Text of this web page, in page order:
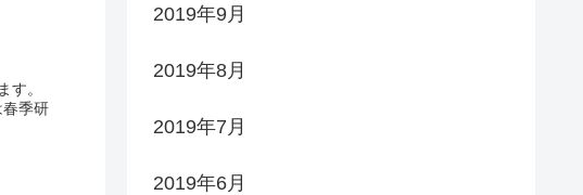
す。
季研
2019年9月
2019年8月
2019年7月
2019年6月